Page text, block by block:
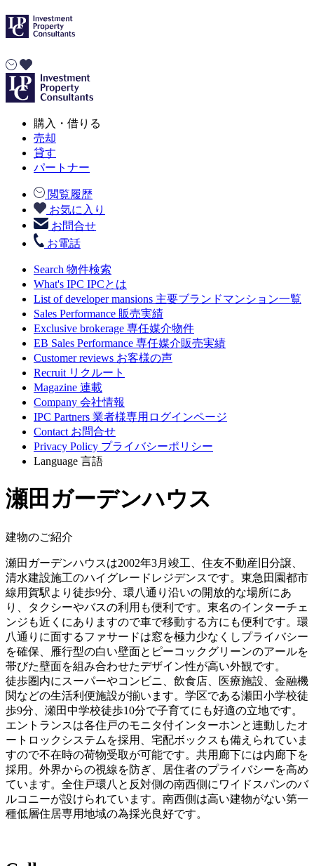
購入・借りる
売却
貸す
パートナー
閲覧履歴
お気に入り
お問合せ
お電話
Search 物件検索
What's IPC IPCとは
List of developer mansions 主要ブランドマンション一覧
Sales Performance 販売実績
Exclusive brokerage 専任媒介物件
EB Sales Performance 専任媒介販売実績
Customer reviews お客様の声
Recruit リクルート
Magazine 連載
Company 会社情報
IPC Partners 業者様専用ログインページ
Contact お問合せ
Privacy Policy プライバシーポリシー
Language 言語
瀬田ガーデンハウス
建物のご紹介
瀬田ガーデンハウスは2002年3月竣工、住友不動産旧分譲、
清水建設施工のハイグレードレジデンスです。東急田園都市
線用賀駅より徒歩9分、環八通り沿いの開放的な場所にあ
り、タクシーやバスの利用も便利です。東名のインターチェ
ンジも近くにありますので車で移動する方にも便利です。環
八通りに面するファサードは窓を極力少なくしプライバシー
を確保、雁行型の白い壁面とピーコックグリーンのアールを
帯びた壁面を組み合わせたデザイン性が高い外観です。
徒歩圏内にスーパーやコンビニ、飲食店、医療施設、金融機
関などの生活利便施設が揃います。学区である瀬田小学校徒
歩9分、瀬田中学校徒歩10分で子育てにも好適の立地です。
エントランスは各住戸のモニタ付インターホンと連動したオ
ートロックシステムを採用、宅配ボックスも備えられていま
すので不在時の荷物受取が可能です。共用廊下には内廊下を
採用。外界からの視線を防ぎ、居住者のプライバシーを高め
ています。全住戸環八と反対側の南西側にワイドスパンのバ
ルコニーが設けられています。南西側は高い建物がない第一
種低層住居専用地域の為採光良好です。